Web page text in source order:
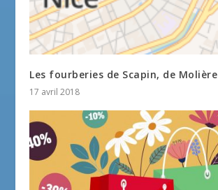
Les fourberies de Scapin, de Molière
17 avril 2018